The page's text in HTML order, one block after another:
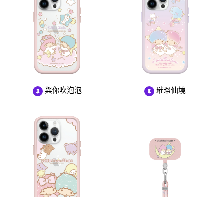
與你吹泡泡 璀璨仙境